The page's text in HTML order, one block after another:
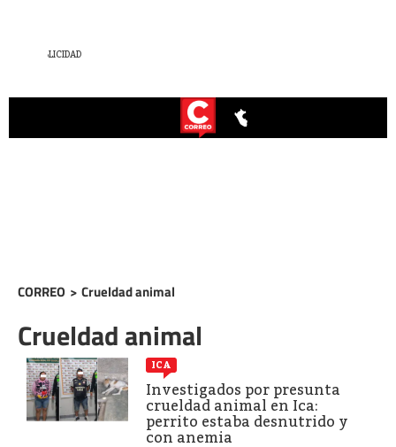
CORREO > Crueldad animal
Crueldad animal
ICA
Investigados por presunta
crueldad animal en Ica:
perrito estaba desnutrido y
con anemia